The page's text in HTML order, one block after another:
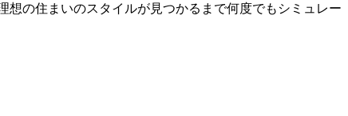
の住まいのスタイルが見つかるまで何度でもシミュレー